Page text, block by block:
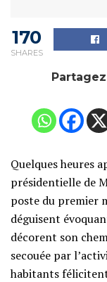
170
SHARES
Quelques heures
présidentielle de
poste du premier
déguisent
décorent son
secouée par
habitants